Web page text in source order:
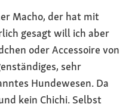
Macho, der hat mit
gesagt will ich aber
oder Accessoire von
sehr
Hundewesen. Da
kein Chichi. Selbst